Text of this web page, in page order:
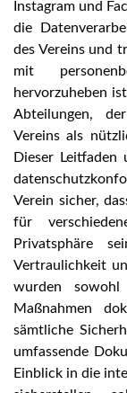
Instagram und
die
des Vereins und
mit
hervorzuheben
Abteilungen,
Vereins als
Dieser
Verein sicher,
für
Privatsphäre
Vertraulichkeit
wurden sowohl
Maßnahmen
sämtliche
umfassende
Einblick in die